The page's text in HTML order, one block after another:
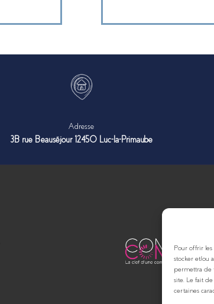
Pour offrir les
stocker et/ou
permettra de
site. Le fait
certaines
Adresse
3B rue Beauséjour 12450 Luc-la-Primaube